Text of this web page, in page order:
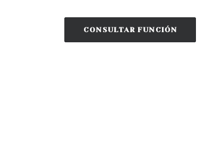
CONSULTAR FUNCIÓN